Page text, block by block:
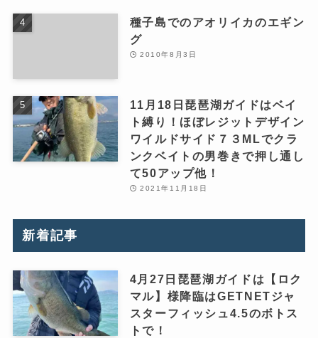
種子島でのアオリイカのエギン
グ
2010年8月3日
11月18日琵琶湖ガイドはベイ
ト縛り！ほぼレジットデザイン
ワイルドサイド７３MLでクラ
ンクベイトの男巻きで押し通し
て50アップ他！
2021年11月18日
新着記事
4月27日琵琶湖ガイドは【ロク
マル】様降臨はGETNETジャ
スターフィッシュ4.5のボトス
トで！